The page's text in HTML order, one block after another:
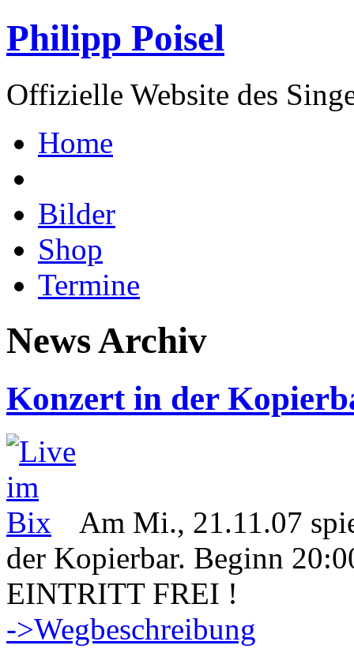
Philipp Poisel
Offizielle Website des
Home
Bilder
Shop
Termine
News Archiv
Konzert in der
Am Mi., 21.11.07
der Kopierbar. Beginn
EINTRITT FREI !
->Wegbeschreibung